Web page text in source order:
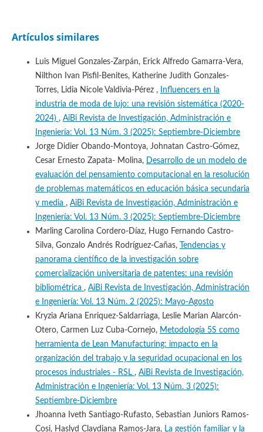
Artículos similares
Luis Miguel Gonzales-Zarpán, Erick Alfredo Gamarra-Vera,
Nilthon Ivan Pisfil-Benites, Katherine Judith Gonzales-
Torres, Lidia Nicole Valdivia-Pérez ,
Influencers en la
industria de moda de lujo: una revisión sistemática (2020-
2024) , AiBi Revista de Investigación, Administración e
Ingeniería: Vol. 13 Núm. 3 (2025): Septiembre-Diciembre
Jorge Didier Obando-Montoya, Johnatan Castro-Gómez,
Cesar Ernesto Zapata- Molina,
Desarrollo de un modelo de
evaluación del pensamiento computacional en la resolución
de problemas matemáticos en educación básica secundaria
y media , AiBi Revista de Investigación, Administración e
Ingeniería: Vol. 13 Núm. 3 (2025): Septiembre-Diciembre
Marling Carolina Cordero-Díaz, Hugo Fernando Castro-
Silva, Gonzalo Andrés Rodríguez-Cañas,
Tendencias y
panorama científico de la investigación sobre
comercialización universitaria de patentes: una revisión
bibliométrica , AiBi Revista de Investigación, Administración
e Ingeniería: Vol. 13 Núm. 2 (2025): Mayo-Agosto
Kryzia Ariana Enriquez-Saldarriaga, Leslie Marian Alarcón-
Otero, Carmen Luz Cuba-Cornejo, Metodología 5S como
herramienta de Lean Manufacturing: impacto en la
organización del trabajo y la seguridad ocupacional en los
procesos industriales - RSL , AiBi Revista de Investigación,
Administración e Ingeniería: Vol. 13 Núm. 3 (2025):
Septiembre-Diciembre
Jhoanna Iveth Santiago-Rufasto, Sebastian Juniors Ramos-
Cosi, Haslyd Claydiana Ramos-Jara, La gestión familiar y la